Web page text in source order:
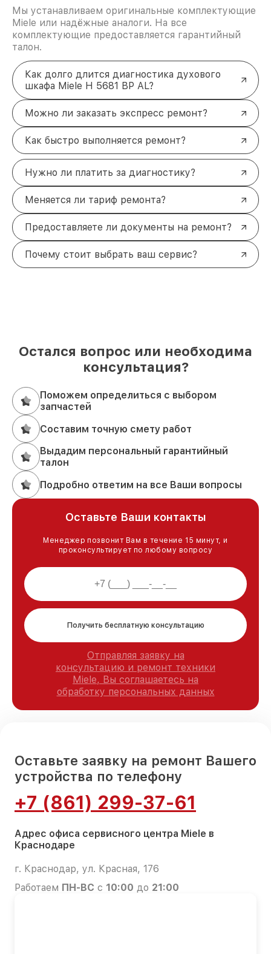
Мы устанавливаем оригинальные комплектующие
Miele или надёжные аналоги. На все
комплектующие предоставляется гарантийный
талон.
Как долго длится диагностика духового
шкафа Miele H 5681 BP AL?
Можно ли заказать экспресс ремонт?
Как быстро выполняется ремонт?
Нужно ли платить за диагностику?
Меняется ли тариф ремонта?
Предоставляете ли документы на ремонт?
Почему стоит выбрать ваш сервис?
Остался вопрос или необходима
консультация?
Поможем определиться с выбором
запчастей
Составим точную смету работ
Выдадим персональный гарантийный
талон
Подробно ответим на все Ваши вопросы
Оставьте Ваши контакты
Менеджер позвонит Вам в течение 15 минут, и
проконсультирует по любому вопросу
Получить бесплатную консультацию
Отправляя заявку на
консультацию и ремонт техники
Miele, Вы соглашаетесь на
обработку персональных данных
Оставьте заявку на ремонт Вашего
устройства по телефону
+7 (861) 299-37-61
Адрес офиса сервисного центра Miele в
Краснодаре
г. Краснодар, ул. Красная, 176
Работаем ПН-ВС с 10:00 до 21:00